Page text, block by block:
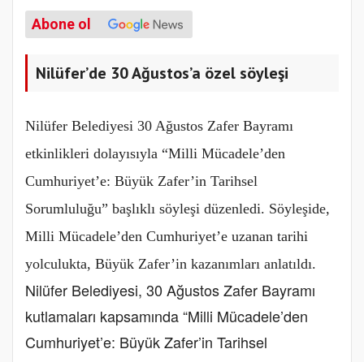
Abone ol
Nilüfer’de 30 Ağustos’a özel söyleşi
Nilüfer Belediyesi 30 Ağustos Zafer Bayramı
etkinlikleri dolayısıyla “Milli Mücadele’den
Cumhuriyet’e: Büyük Zafer’in Tarihsel
Sorumluluğu” başlıklı söyleşi düzenledi. Söyleşide,
Milli Mücadele’den Cumhuriyet’e uzanan tarihi
yolculukta, Büyük Zafer’in kazanımları anlatıldı.
Nilüfer Belediyesi, 30 Ağustos Zafer Bayramı
kutlamaları kapsamında “Milli Mücadele’den
Cumhuriyet’e: Büyük Zafer’in Tarihsel